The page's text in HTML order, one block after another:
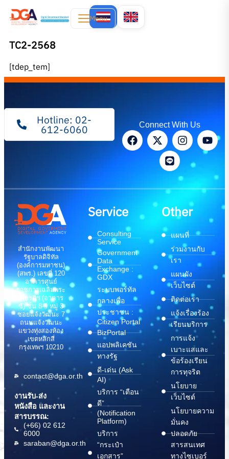
Menu
TC2-2568
[tdep_tem]
Hotline: 02-
612-6060 Connect With Us
สำนักงานพัฒนา
รัฐบาลดิจิทัล
(องค์การมหาชน)
(สพร.) เลขที่ 120
อาคารศูนย์
ราชการเฉลิมพระ
เกียรติฯ (อาคาร
ซี) ชั้น 8-9 หมู่ 3
ซอยแจ้งวัฒนะ 7
ถนนแจ้งวัฒนะ
แขวงทุ่งสองห้อง
เขตหลักสี่
กรุงเทพฯ 10210
contact@dga.or.th
งานรับ-ส่ง
หนังสือ และงาน
สารบรรณ:
(+66) 02 612
6000
saraban@dga.or.th
Service
Consulting
Service
Government
Data
Exchange :
GDX
ระบบพอร์ทัล
กลางเพื่อ
ประชาชน :
Citizen Portal
BizPortal
แอปพลิเคชัน
ทางรัฐ
ดี-เด่น (Ask
AI)
บริการ “เตือน
ดี”
(Notification
Platform)
บริการ
“กระเป๋า
เอกสาร”
Other
แผนที่
ร่วมงานกับ
เรา
แผนผัง
เว็บไซต์
ติดต่อเรา
แจ้งเรื่องร้อง
เรียนบริการ
การแจ้ง
เบาะแสและ
ข้อร้องเรียน
การทุจริต
นโยบาย
เว็บไซต์
นโยบายความ
มั่นคง
ปลอดภัย
สารสนเทศ
ทางไซเบอร์